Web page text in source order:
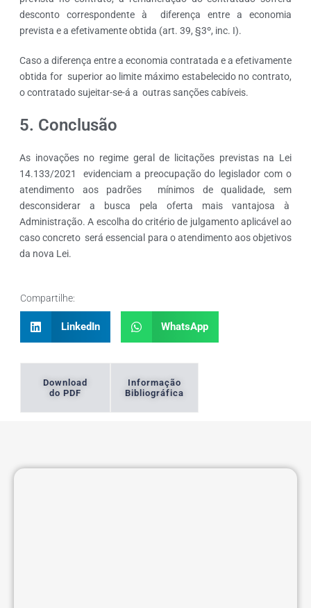
desconto correspondente à diferença entre a economia
prevista e a efetivamente obtida (art. 39, §3º, inc. I).
Caso a diferença entre a economia contratada e a efetivamente
obtida for superior ao limite máximo estabelecido no contrato,
o contratado sujeitar-se-á a outras sanções cabíveis.
5. Conclusão
As inovações no regime geral de licitações previstas na Lei
14.133/2021 evidenciam a preocupação do legislador com o
atendimento aos padrões mínimos de qualidade, sem
desconsiderar a busca pela oferta mais vantajosa à
Administração. A escolha do critério de julgamento aplicável ao
caso concreto será essencial para o atendimento aos objetivos
da nova Lei.
Compartilhe:
LinkedIn WhatsApp
Download
do PDF
Informação
Bibliográfica